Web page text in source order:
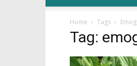
Home Tags
Tag: